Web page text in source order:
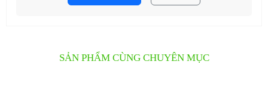
SẢN PHẨM CÙNG CHUYÊN MỤC